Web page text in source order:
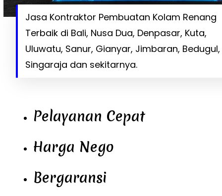
Jasa Kontraktor Pembuatan Kolam Renang
Terbaik di Bali, Nusa Dua, Denpasar, Kuta,
Uluwatu, Sanur, Gianyar, Jimbaran, Bedugul,
Singaraja dan sekitarnya.
Pelayanan Cepat
Harga Nego
Bergaransi